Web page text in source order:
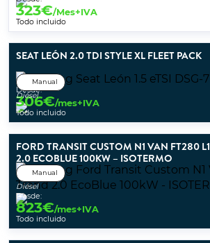
323€/Mes+IVA
Todo incluido
SEAT LEÓN 2.0 TDI STYLE XL FLEET PACK
Manual
Diésel
Desde:
306€/mes+IVA
Todo incluido
FORD TRANSIT CUSTOM N1 VAN FT280
2.0 ECOBLUE 100KW – ISOTERMO
Manual
Diésel
Desde:
823€/mes+IVA
Todo incluido